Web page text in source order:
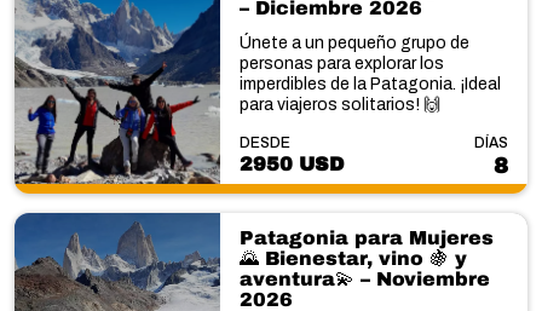
– Diciembre 2026
Únete a un pequeño grupo de
personas para explorar los
imperdibles de la Patagonia. ¡Ideal
para viajeros solitarios! 🙌
DESDE
2950 USD
DÍAS
8
Patagonia para Mujeres
🌄 Bienestar, vino 🍇 y
aventura💫 – Noviembre
2026